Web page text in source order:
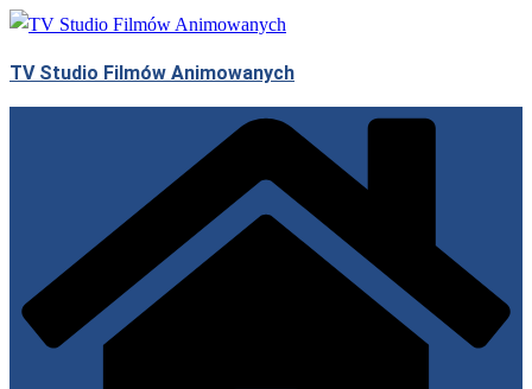
Przejdź
treści
TV Studio Filmów Animowanych